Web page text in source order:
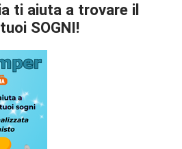
ti aiuta a trovare il
SOGNI!